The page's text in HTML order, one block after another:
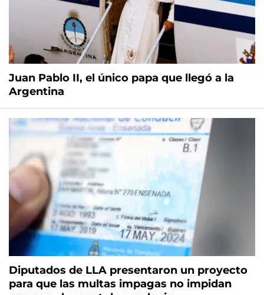
Juan Pablo II, el único papa que llegó a la
Argentina
Diputados de LLA presentaron un proyecto
para que las multas impagas no impidan